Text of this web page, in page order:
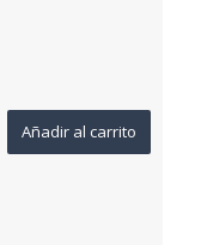
Añadir al carrito